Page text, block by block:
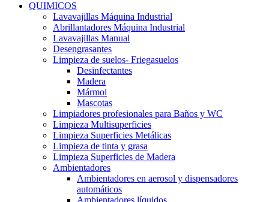
QUIMICOS
Lavavajillas Máquina Industrial
Abrillantadores Máquina Industrial
Lavavajillas Manual
Desengrasantes
Limpieza de suelos- Friegasuelos
Desinfectantes
Madera
Mármol
Mascotas
Limpiadores profesionales para Baños y WC
Limpieza Multisuperficies
Limpieza Superficies Metálicas
Limpieza de tinta y grasa
Limpieza Superficies de Madera
Ambientadores
Ambientadores en aerosol y dispensadores
automáticos
Ambientadores líquidos